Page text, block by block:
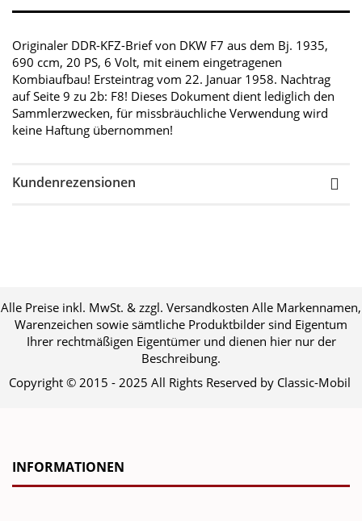
Originaler DDR-KFZ-Brief von DKW F7 aus dem Bj. 1935,
690 ccm, 20 PS, 6 Volt, mit einem eingetragenen
Kombiaufbau! Ersteintrag vom 22. Januar 1958. Nachtrag
auf Seite 9 zu 2b: F8! Dieses Dokument dient lediglich den
Sammlerzwecken, für missbräuchliche Verwendung wird
keine Haftung übernommen!
Kundenrezensionen
Alle Preise inkl. MwSt. & zzgl. Versandkosten Alle Markennamen,
Warenzeichen sowie sämtliche Produktbilder sind Eigentum
Ihrer rechtmäßigen Eigentümer und dienen hier nur der
Beschreibung.
Copyright © 2015 - 2025 All Rights Reserved by Classic-Mobil
INFORMATIONEN